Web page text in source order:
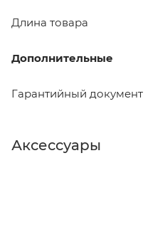
Длина товара
Дополнительные
Гарантийный документ
Аксессуары